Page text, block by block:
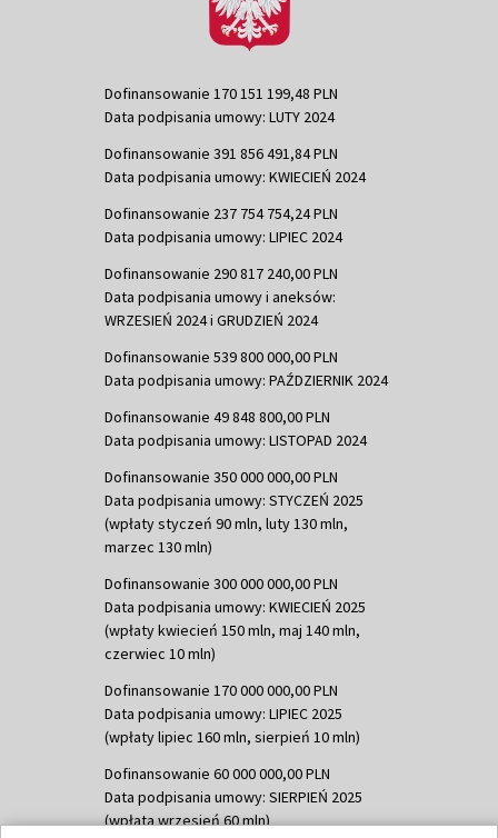
Dofinansowanie 170 151 199,48 PLN
Data podpisania umowy: LUTY 2024
Dofinansowanie 391 856 491,84 PLN
Data podpisania umowy: KWIECIEŃ 2024
Dofinansowanie 237 754 754,24 PLN
Data podpisania umowy: LIPIEC 2024
Dofinansowanie 290 817 240,00 PLN
Data podpisania umowy i aneksów:
WRZESIEŃ 2024 i GRUDZIEŃ 2024
Dofinansowanie 539 800 000,00 PLN
Data podpisania umowy: PAŹDZIERNIK 2024
Dofinansowanie 49 848 800,00 PLN
Data podpisania umowy: LISTOPAD 2024
Dofinansowanie 350 000 000,00 PLN
Data podpisania umowy: STYCZEŃ 2025
(wpłaty styczeń 90 mln, luty 130 mln,
marzec 130 mln)
Dofinansowanie 300 000 000,00 PLN
Data podpisania umowy: KWIECIEŃ 2025
(wpłaty kwiecień 150 mln, maj 140 mln,
czerwiec 10 mln)
Dofinansowanie 170 000 000,00 PLN
Data podpisania umowy: LIPIEC 2025
(wpłaty lipiec 160 mln, sierpień 10 mln)
Dofinansowanie 60 000 000,00 PLN
Data podpisania umowy: SIERPIEŃ 2025
(wpłata wrzesień 60 mln)